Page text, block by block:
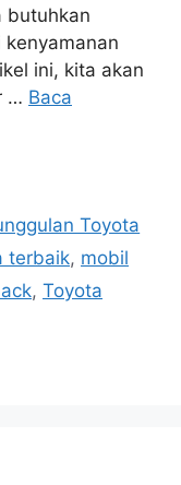
butuhkan
ini, kita akan
… Baca
Toyota
terbaik, mobil
, Toyota